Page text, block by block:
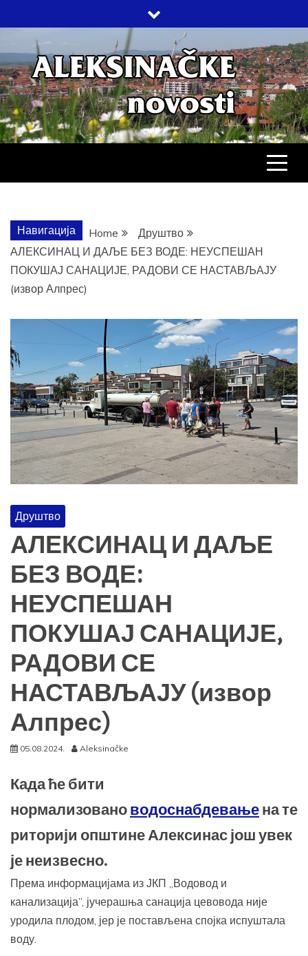
to
content
НОВОСТИ
ДРУШТВО, КУЛТУРА, ЕКОНОМИЈА,
СПОРТ, ПОСЛОВНИ ИМЕНИК,
Навигација Home
Друштво
АЛЕКСИНАЦ И ДАЉЕ БЕЗ ВОДЕ: НЕУСПЕШАН
ПОКУШАЈ САНАЦИЈЕ, РАДОВИ СЕ НАСТАВЉАЈУ
(извор Алпрес)
Друштво
АЛЕКСИНАЦ И ДАЉЕ
БЕЗ ВОДЕ:
НЕУСПЕШАН
ПОКУШАЈ САНАЦИЈЕ,
РАДОВИ СЕ
НАСТАВЉАЈУ (извор
Алпрес)
05.08.2024. Aleksinačke
Када ће бити
нормализовановодоснабдевањена те
риторији општине Алексинас још увек
је неизвесно.
Према информацијама из ЈКП „Водовод и
канализација”, јучерашња санација цевовода није
уродила плодом, јер је постављена спојка испуштала
воду.